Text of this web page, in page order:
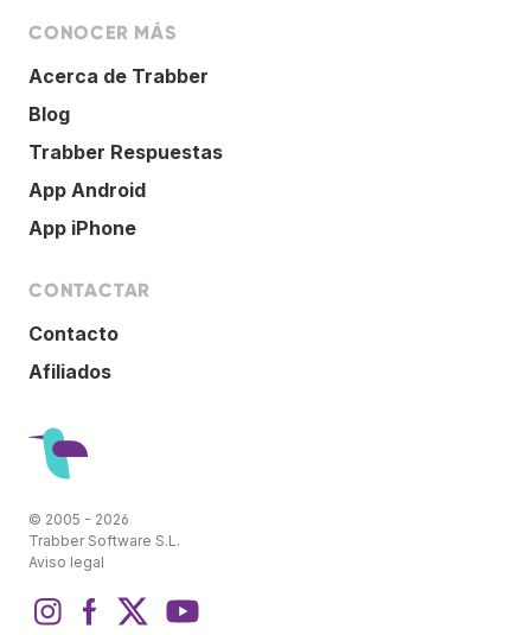
CONOCER MÁS
Acerca de Trabber
Blog
Trabber Respuestas
App Android
App iPhone
CONTACTAR
Contacto
Afiliados
© 2005 - 2026
Trabber Software S.L.
Aviso legal